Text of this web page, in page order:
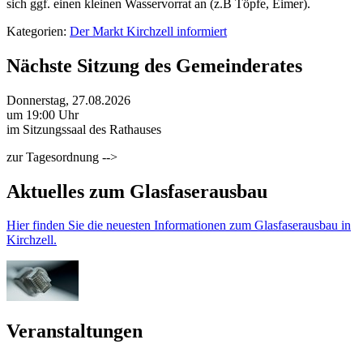
sich ggf. einen kleinen Wasservorrat an (z.B Töpfe, Eimer).
Kategorien: Der Markt Kirchzell informiert
Nächste Sitzung des Gemeinderates
Donnerstag, 27.08.2026
um 19:00 Uhr
im Sitzungssaal des Rathauses
zur Tagesordnung -->
Aktuelles zum Glasfaserausbau
Hier finden Sie die neuesten Informationen zum Glasfaserausbau in
Kirchzell.
Veranstaltungen